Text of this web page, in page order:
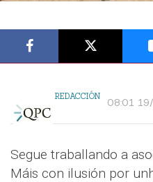
REDACCIÓN 08:01
Segue traballando a
Máis con ilusión por